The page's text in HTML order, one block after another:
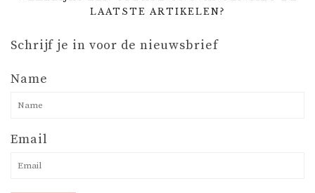
LAATSTE ARTIKELEN?
Schrijf je in voor de nieuwsbrief
Name
Email